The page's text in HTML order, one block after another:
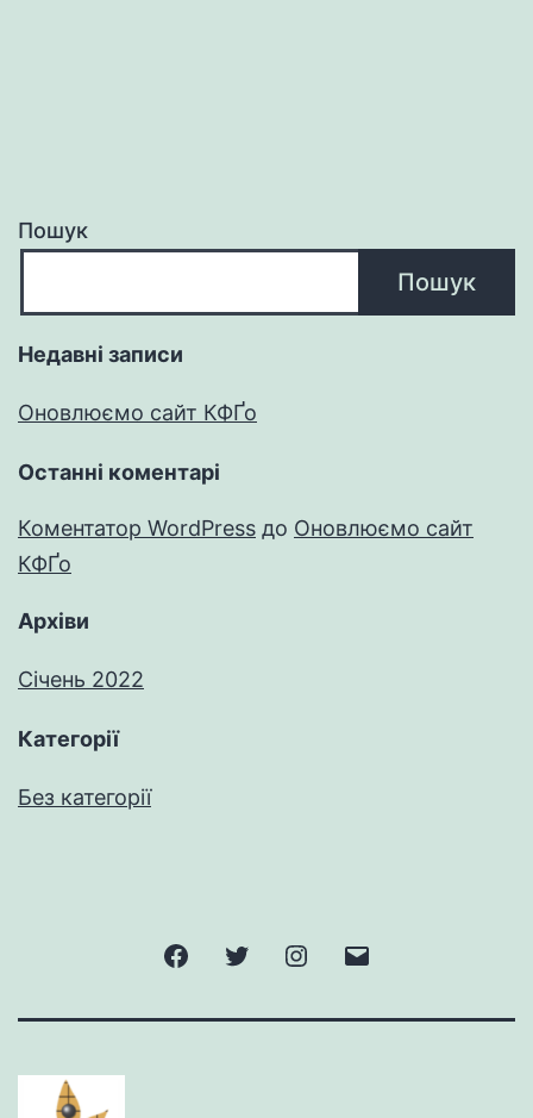
Пошук
Пошук
Недавні записи
Оновлюємо сайт КФҐо
Останні коментарі
Коментатор WordPress до Оновлюємо сайт
КФҐо
Архіви
Січень 2022
Категорії
Без категорії
FacebookTwitter Instagram